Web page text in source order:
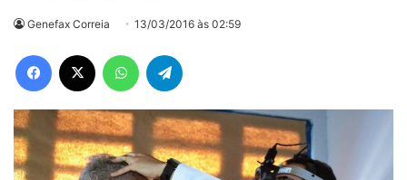
Genefax Correia 13/03/2016 às 02:59
Facebook WhatsApp